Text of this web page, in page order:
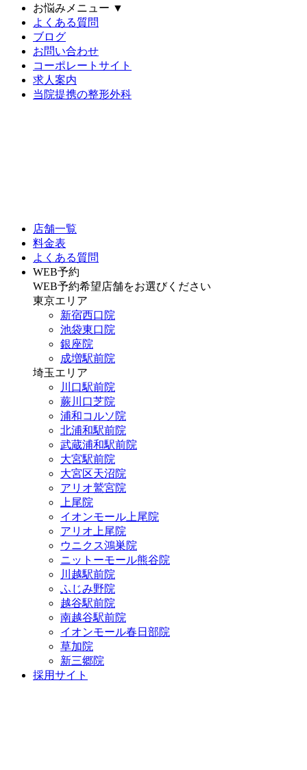
お悩みメニュー ▼
よくある質問
ブログ
お問い合わせ
コーポレートサイト
求人案内
当院提携の整形外科
店舗一覧
料金表
よくある質問
WEB予約
WEB予約希望店舗をお選びください
東京エリア
新宿西口院
池袋東口院
銀座院
成増駅前院
埼玉エリア
川口駅前院
蕨川口芝院
浦和コルソ院
北浦和駅前院
武蔵浦和駅前院
大宮駅前院
大宮区天沼院
アリオ鷲宮院
上尾院
イオンモール上尾院
アリオ上尾院
ウニクス鴻巣院
ニットーモール熊谷院
川越駅前院
ふじみ野院
越谷駅前院
南越谷駅前院
イオンモール春日部院
草加院
新三郷院
採用サイト